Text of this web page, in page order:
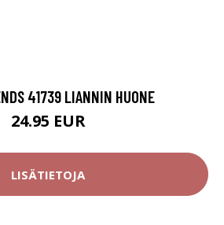
41739 LIANNIN HUONE
24.95 EUR
LISÄTIETOJA